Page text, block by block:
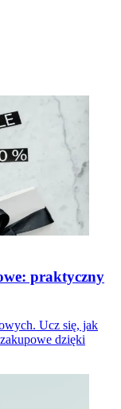
praktyczny
Ucz się, jak
dzięki